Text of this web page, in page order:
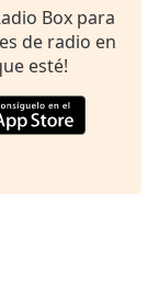
Box para
de radio en
esté!